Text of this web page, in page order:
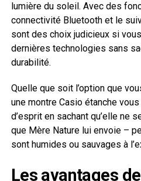
lumière du soleil. Avec des
connectivité Bluetooth et le
sont des choix judicieux si
dernières technologies sans
durabilité.
Quelle que soit l’option que
une montre Casio étanche
d’esprit en sachant qu’elle ne
que Mère Nature lui envoie –
sont humides ou sauvages à
Les avantages